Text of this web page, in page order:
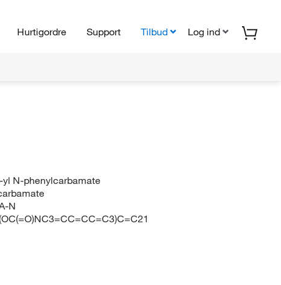
Hurtigordre Support Tilbud Log ind
yl N-phenylcarbamate
N